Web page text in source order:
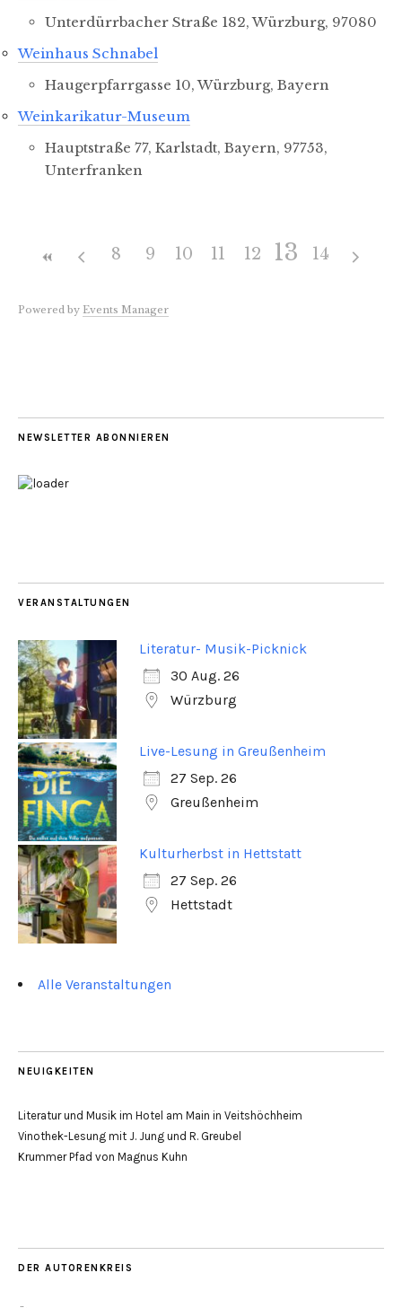
Unterdürrbacher Straße 182, Würzburg, 97080
Weinhaus Schnabel
Haugerpfarrgasse 10, Würzburg, Bayern
Weinkarikatur-Museum
Hauptstraße 77, Karlstadt, Bayern, 97753,
Unterfranken
8 9 10 11 12 13 14
Powered by Events Manager
NEWSLETTER ABONNIEREN
VERANSTALTUNGEN
Literatur- Musik-Picknick
30 Aug. 26
Würzburg
Live-Lesung in Greußenheim
27 Sep. 26
Greußenheim
Kulturherbst in Hettstatt
27 Sep. 26
Hettstadt
Alle Veranstaltungen
NEUIGKEITEN
Literatur und Musik im Hotel am Main in Veitshöchheim
Vinothek-Lesung mit J. Jung und R. Greubel
Krummer Pfad von Magnus Kuhn
DER AUTORENKREIS